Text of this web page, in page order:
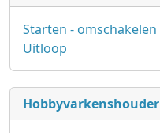
Starten - omschakelen
Uitloop